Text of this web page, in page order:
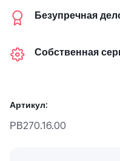
Безупречная
Собственная
Артикул:
РВ270.16.00